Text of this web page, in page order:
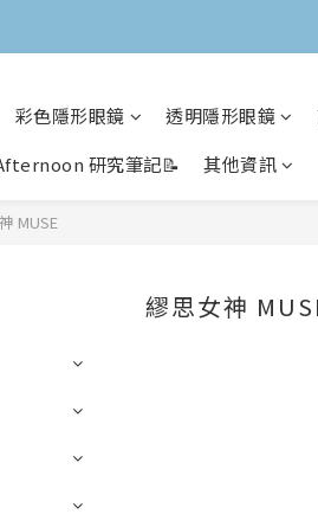
彩色隱形眼鏡 透明隱形眼鏡
研究筆記📝 其他資訊
MUSE
繆思女神